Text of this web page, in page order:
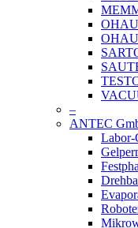
–
ANTEC
Labor-